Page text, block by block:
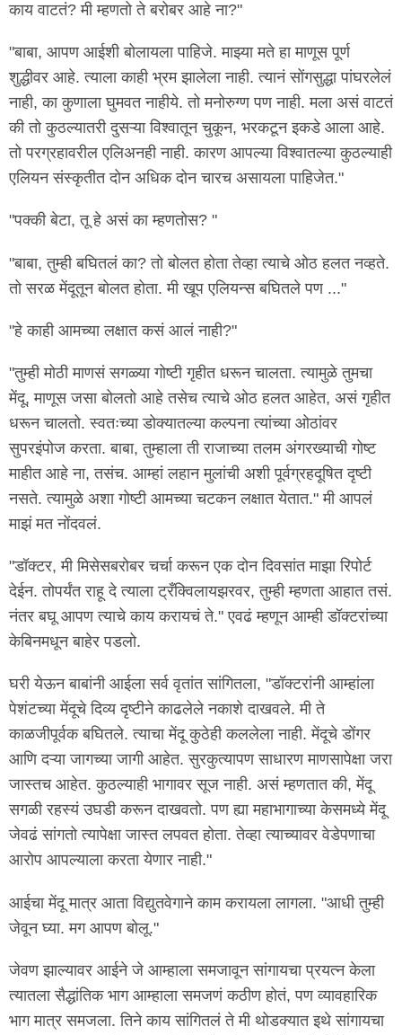
काय वाटतं? मी म्हणतो ते बरोबर आहे ना?"
"बाबा, आपण आईशी बोलायला पाहिजे. माझ्या मते हा माणूस पूर्ण
शुद्धीवर आहे. त्याला काही भ्रम झालेला नाही. त्यानं सोंगसुद्धा पांघरलेलं
नाही, का कुणाला घुमवत नाहीये. तो मनोरुग्ण पण नाही. मला असं वाटतं
की तो कुठल्यातरी दुसऱ्या विश्वातून चुकून, भरकटून इकडे आला आहे.
तो परग्रहावरील एलिअनही नाही. कारण आपल्या विश्वातल्या कुठल्याही
एलियन संस्कृतीत दोन अधिक दोन चारच असायला पाहिजेत."
"पक्की बेटा, तू हे असं का म्हणतोस? "
"बाबा, तुम्ही बघितलं का? तो बोलत होता तेव्हा त्याचे ओठ हलत नव्हते.
तो सरळ मेंदूतून बोलत होता. मी खूप एलियन्स बघितले पण ..."
"हे काही आमच्या लक्षात कसं आलं नाही?"
"तुम्ही मोठी माणसं सगळ्या गोष्टी गृहीत धरून चालता. त्यामुळे तुमचा
मेंदू, माणूस जसा बोलतो आहे तसेच त्याचे ओठ हलत आहेत, असं गृहीत
धरून चालतो. स्वतःच्या डोक्यातल्या कल्पना त्यांच्या ओठांवर
सुपरइंपोज करता. बाबा, तुम्हाला ती राजाच्या तलम अंगरख्याची गोष्ट
माहीत आहे ना, तसंच. आम्हां लहान मुलांची अशी पूर्वग्रहदूषित दृष्टी
नसते. त्यामुळे अशा गोष्टी आमच्या चटकन लक्षात येतात." मी आपलं
माझं मत नोंदवलं.
"डॉक्टर, मी मिसेसबरोबर चर्चा करून एक दोन दिवसांत माझा रिपोर्ट
देईन. तोपर्यंत राहू दे त्याला ट्रँक्विलायझरवर, तुम्ही म्हणता आहात तसं.
नंतर बघू आपण त्याचे काय करायचं ते." एवढं म्हणून आम्ही डॉक्टरांच्या
केबिनमधून बाहेर पडलो.
घरी येऊन बाबांनी आईला सर्व वृतांत सांगितला, "डॉक्टरांनी आम्हांला
पेशंटच्या मेंदूचे दिव्य दृष्टीने काढलेले नकाशे दाखवले. मी ते
काळजीपूर्वक बघितले. त्याचा मेंदू कुठेही कललेला नाही. मेंदूचे डोंगर
आणि दऱ्या जागच्या जागी आहेत. सुरकुत्यापण साधारण माणसापेक्षा जरा
जास्तच आहेत. कुठल्याही भागावर सूज नाही. असं म्हणतात की, मेंदू
सगळी रहस्यं उघडी करून दाखवतो. पण ह्या महाभागाच्या केसमध्ये मेंदू
जेवढं सांगतो त्यापेक्षा जास्त लपवत होता. तेव्हा त्याच्यावर वेडेपणाचा
आरोप आपल्याला करता येणार नाही."
आईचा मेंदू मात्र आता विद्युतवेगाने काम करायला लागला. "आधी तुम्ही
जेवून घ्या. मग आपण बोलू."
जेवण झाल्यावर आईने जे आम्हाला समजावून सांगायचा प्रयत्न केला
त्यातला सैद्धांतिक भाग आम्हाला समजणं कठीण होतं, पण व्यावहारिक
भाग मात्र समजला. तिने काय सांगितलं ते मी थोडक्यात इथे सांगायचा